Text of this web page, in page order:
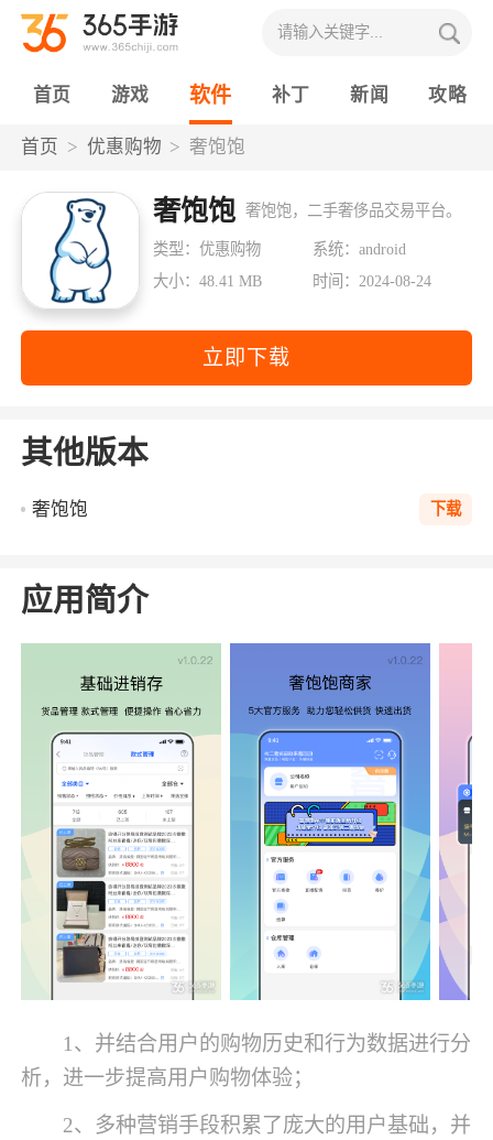
首页 游戏 软件 补丁 新闻 攻略
首页 优惠购物 奢饱饱
奢饱饱 奢饱饱，二手奢侈品交易平台。
类型：优惠购物
系统：android
大小：48.41 MB
时间：2024-08-24
立即下载
其他版本
奢饱饱 下载
应用简介
1、并结合用户的购物历史和行为数据进行分
析，进一步提高用户购物体验；
2、多种营销手段积累了庞大的用户基础，并